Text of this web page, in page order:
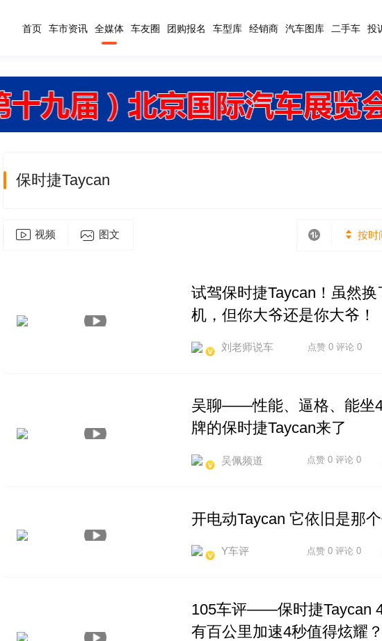
首页 车市资讯 全媒体 车友圈 团购报名 车型库 经销商 汽车图库 二手车 投
保时捷Taycan
视频 图文 按时
试驾保时捷Taycan！虽然换
机，但你大爷还是你大爷！
刘老师说车 点赞 0 评论 0
吴聊——性能、逼格、能坐
牌的保时捷Taycan来了
吴佩频道 点赞 0 评论 0
开电动Taycan 它依旧是那
Y车评 点赞 0 评论 0
105车评——保时捷Taycan
有百公里加速4秒值得炫耀？